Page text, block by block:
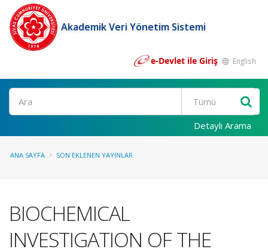
Akademik Veri Yönetim Sistemi
e-Devlet ile Giriş English
Ara
Detaylı Arama
ANA SAYFA SON EKLENEN YAYINLAR
BIOCHEMICAL
INVESTIGATION OF THE